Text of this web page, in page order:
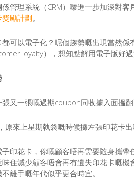
管理系統（CRM）嚟進一步加深對
獎勵計劃。
可以電子化？呢個趨勢嘅出現當然
loyalty），想知點解用電子版好
又一張嘅過期coupon同收據入面搵
原來上星期執袋嘅時候攞左張印花卡
印花卡，你嘅顧客唔再需要隨身攜
住減少顧客唔會再有遺失印花卡嘅
離手嘅年代似乎更合時宜。